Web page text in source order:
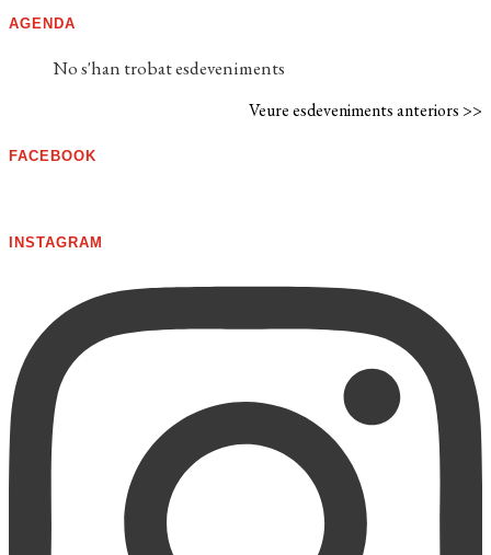
AGENDA
No s'han trobat esdeveniments
Veure esdeveniments anteriors >>
FACEBOOK
INSTAGRAM